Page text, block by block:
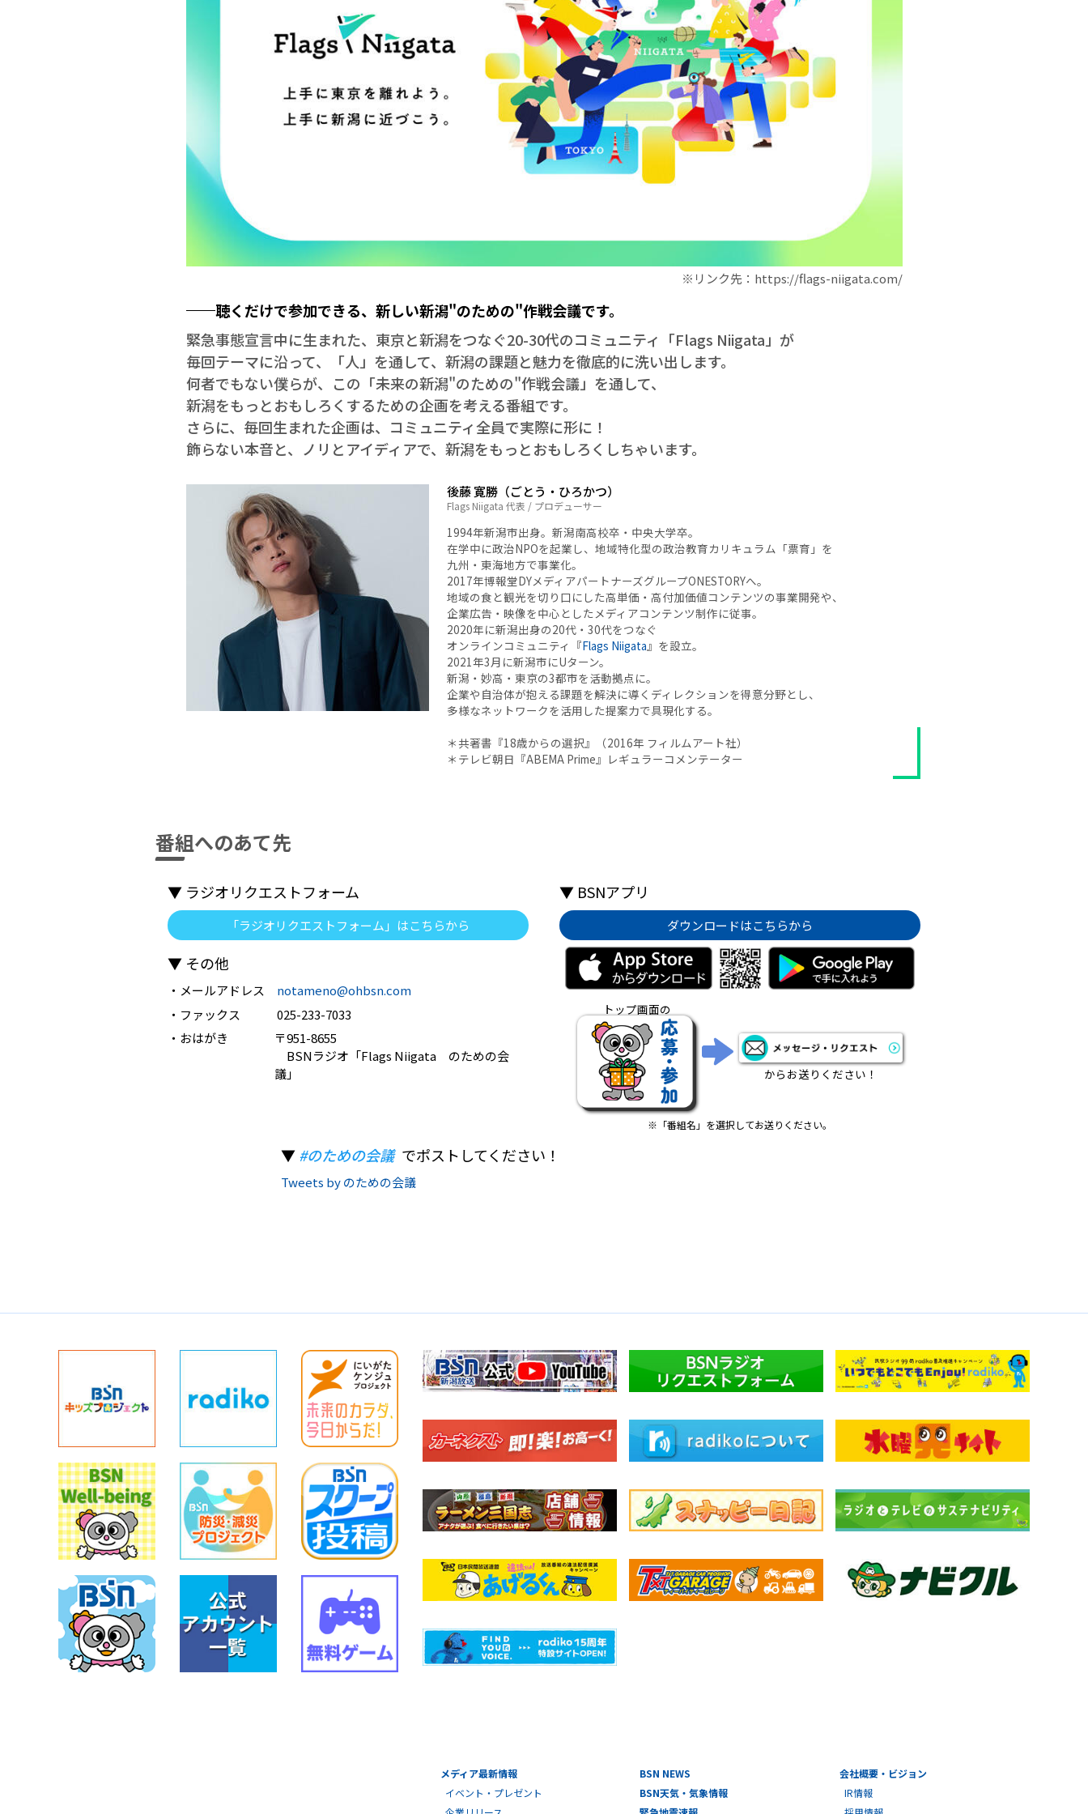
※リンク先：https://flags-niigata.com/
聴くだけで参加できる、新しい新潟"のための"作戦会議です。
緊急事態宣言中に生まれた、東京と新潟をつなぐ20-30代のコミュニティ「Flags Niigata」が
毎回テーマに沿って、「人」を通して、新潟の課題と魅力を徹底的に洗い出します。
何者でもない僕らが、この「未来の新潟"のための"作戦会議」を通して、
新潟をもっとおもしろくするための企画を考える番組です。
さらに、毎回生まれた企画は、コミュニティ全員で実際に形に！
飾らない本音と、ノリとアイディアで、新潟をもっとおもしろくしちゃいます。
後藤 寛勝（ごとう・ひろかつ）
Flags Niigata 代表 / プロデューサー
1994年新潟市出身。新潟南高校卒・中央大学卒。
在学中に政治NPOを起業し、地域特化型の政治教育カリキュラム「票育」を
九州・東海地方で事業化。
2017年博報堂DYメディアパートナーズグループONESTORYへ。
地域の食と観光を切り口にした高単価・高付加価値コンテンツの事業開発や、
企業広告・映像を中心としたメディアコンテンツ制作に従事。
2020年に新潟出身の20代・30代をつなぐ
オンラインコミュニティ『Flags Niigata』を設立。
2021年3月に新潟市にUターン。
新潟・妙高・東京の3都市を活動拠点に。
企業や自治体が抱える課題を解決に導くディレクションを得意分野とし、
多様なネットワークを活用した提案力で具現化する。
＊共著書『18歳からの選択』（2016年 フィルムアート社）
＊テレビ朝日『ABEMA Prime』レギュラーコメンテーター
番組へのあて先
▼ ラジオリクエストフォーム
「ラジオリクエストフォーム」はこちらから
▼ BSNアプリ
ダウンロードはこちらから
トップ画面の
からお送りください！
※「番組名」を選択してお送りください。
▼ その他
・メールアドレス
notameno@ohbsn.com
・ファックス
025-233-7033
・おはがき
〒951-8655
BSNラジオ「Flags Niigata のための会
議」
▼#のための会議 でポストしてください！
Tweets by のための会議
メディア最新情報
イベント・プレゼント
BSN NEWS
BSN天気・気象情報
会社概要・ビジョン
IR情報